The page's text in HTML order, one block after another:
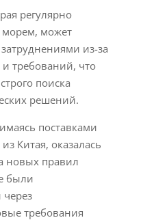
регулярно
морем, может
из-за
требований, что
поиска
решений.
поставками
Китая, оказалась
новых правил
были
требования